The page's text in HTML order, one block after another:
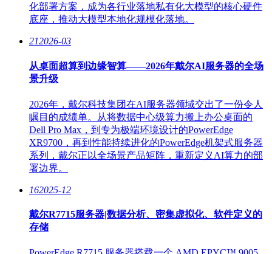
化部署方案，成为各行业落地私有化大模型的核心硬件
底座，推动大模型本地化规模化落地。
212026-03
从桌面超算到边缘智算——2026年戴尔AI服务器的全场
景升级
2026年，戴尔科技集团在AI服务器领域交出了一份令人
瞩目的成绩单。从将数据中心级算力搬上办公桌面的
Dell Pro Max，到专为极端环境设计的PowerEdge
XR9700，再到性能持续进化的PowerEdge机架式服务器
系列，戴尔正以全场景产品矩阵，重新定义AI算力的部
署边界。
162025-12
戴尔R7715服务器|数据分析、密集虚拟化、软件定义的
存储